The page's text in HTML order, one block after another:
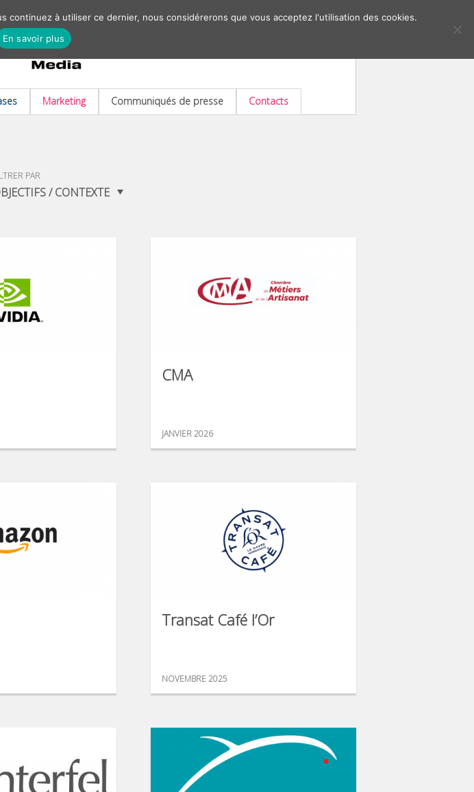
Marketing Communiqués de presse Contacts
PAR
/ CONTEXTE
CMA
JANVIER 2026
Transat Café l’Or
NOVEMBRE 2025
à utiliser ce dernier, nous considérerons que vous acceptez l'utilisation des cookies.
En savoir plus